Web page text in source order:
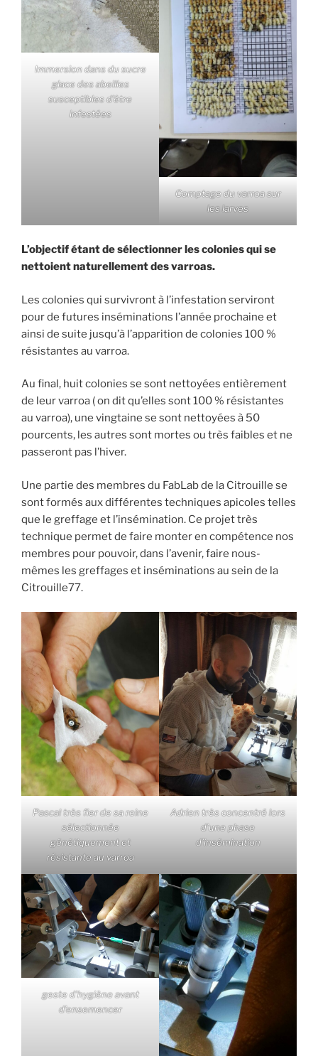
Immersion dans du sucre
glace des abeilles
susceptibles d’être
infestées
Comptage du varroa sur
les larves
L’objectif étant de sélectionner les colonies qui se
nettoient naturellement des varroas.
Les colonies qui survivront à l’infestation serviront
pour de futures inséminations l’année prochaine et
ainsi de suite jusqu’à l’apparition de colonies 100 %
résistantes au varroa.
Au final, huit colonies se sont nettoyées entièrement
de leur varroa ( on dit qu’elles sont 100 % résistantes
au varroa), une vingtaine se sont nettoyées à 50
pourcents, les autres sont mortes ou très faibles et ne
passeront pas l’hiver.
Une partie des membres du FabLab de la Citrouille se
sont formés aux différentes techniques apicoles telles
que le greffage et l’insémination. Ce projet très
technique permet de faire monter en compétence nos
membres pour pouvoir, dans l’avenir, faire nous-
mêmes les greffages et inséminations au sein de la
Citrouille77.
Pascal très fier de sa reine
sélectionnée
génétiquement et
résistante au varroa
Adrien très concentré lors
d’une phase
d’insémination
geste d’hygiène avant
d’ensemencer